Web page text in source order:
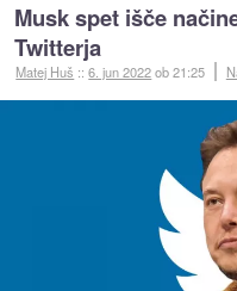
Musk spet išče
Twitterja
Matej Huš ::6. jun 2022ob 21:25